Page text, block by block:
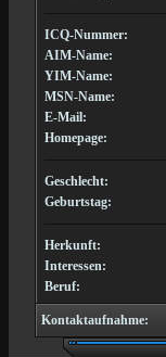
ICQ-Nummer:
AIM-Name:
YIM-Name:
MSN-Name:
E-Mail:
Homepage:
Geschlecht:
Geburtstag:
Herkunft:
Interessen:
Beruf:
Kontaktaufnahme: